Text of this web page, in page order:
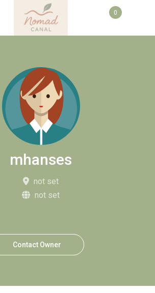
0
mhanses
not set
not set
Contact Owner